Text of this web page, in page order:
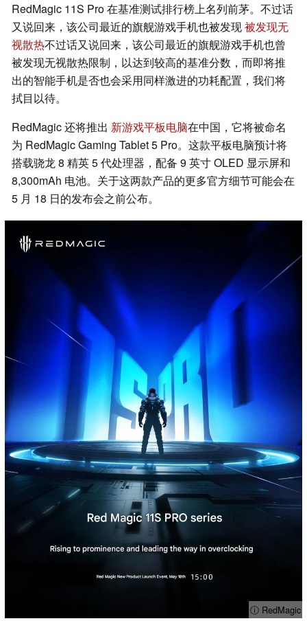
RedMagic 11S Pro 在基准测试排行榜上名列前茅。不过话
又说回来，该公司最近的旗舰游戏手机也被发现被发现无
视散热不过话又说回来，该公司最近的旗舰游戏手机也曾
被发现无视散热限制，以达到较高的基准分数，而即将推
出的智能手机是否也会采用同样激进的功耗配置，我们将
拭目以待。
RedMagic 还将推出 新游戏平板电脑在中国，它将被命名
为 RedMagic Gaming Tablet 5 Pro。这款平板电脑预计将
搭载骁龙 8 精英 5 代处理器，配备 9 英寸 OLED 显示屏和
8,300mAh 电池。关于这两款产品的更多官方细节可能会在
5 月 18 日的发布会之前公布。
ⓘ RedMagic